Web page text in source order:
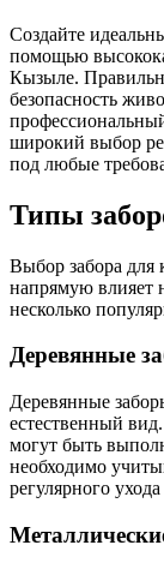
Создайте
помощью
Кызыле.
безопасность
широкий выбор
под любые
Типы
Выбор забора
напрямую влияет
несколько
Деревянные
Деревянные
естественный
могут быть
необходимо
регулярного